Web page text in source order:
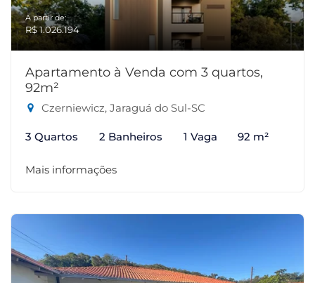
A partir de:
R$ 1.026.194
Apartamento à Venda com 3 quartos,
92m²
Czerniewicz, Jaraguá do Sul-SC
3 Quartos 2 Banheiros 1 Vaga 92 m²
Mais informações